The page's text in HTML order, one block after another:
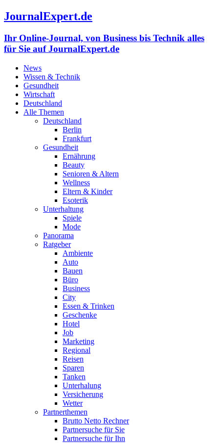
JournalExpert.de
Ihr Online-Journal, von Business bis Technik alles
für Sie auf JournalExpert.de
News
Wissen & Technik
Gesundheit
Wirtschaft
Deutschland
Alle Themen
Deutschland
Berlin
Frankfurt
Gesundheit
Ernährung
Beauty
Senioren & Altern
Wellness
Eltern & Kinder
Esoterik
Unterhaltung
Spiele
Mode
Panorama
Ratgeber
Ambiente
Auto
Bauen
Büro
Business
City
Essen & Trinken
Geschenke
Hotel
Job
Marketing
Regional
Reisen
Sparen
Tanken
Unterhalung
Versicherung
Wetter
Partnerthemen
Brutto Netto Rechner
Partnersuche für Sie
Partnersuche für Ihn